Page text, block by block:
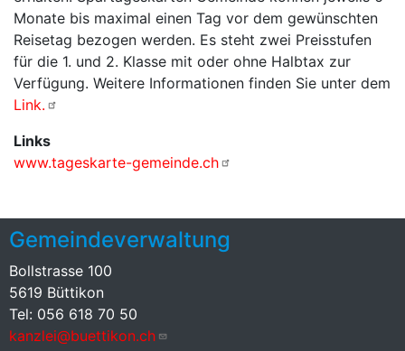
Monate bis maximal einen Tag vor dem gewünschten
Reisetag bezogen werden. Es steht zwei Preisstufen
für die 1. und 2. Klasse mit oder ohne Halbtax zur
Verfügung. Weitere Informationen finden Sie unter dem
Link.
Links
www.tageskarte-gemeinde.ch
Gemeindeverwaltung
Bollstrasse 100
5619 Büttikon
Tel: 056 618 70 50
kanzlei@buettikon.ch